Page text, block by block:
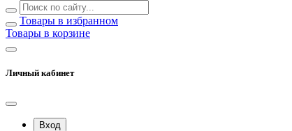
Товары в избранном
Товары в корзине
Личный кабинет
Вход